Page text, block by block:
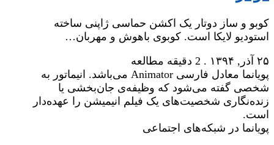
کوبو و ساز دوتار یک اکشن حماسی ژاپنی ساخته
استودیو لایکا است. کوبوی باهوش و مهربان…
۲۵ آذر, ۱۳۹۴
. 2 دقیقه مطالعه
پویانما معادل فارسی Animator می‌باشد. انیماتور به
شخصی گفته می‌شود که وظیفه‌ی جان‌بخشی یا
زنده‌نگاری شخصیت‌های یک فیلم انیمیشن را عهده‌دار
است.
پویانما در شبکه‌های اجتماعی